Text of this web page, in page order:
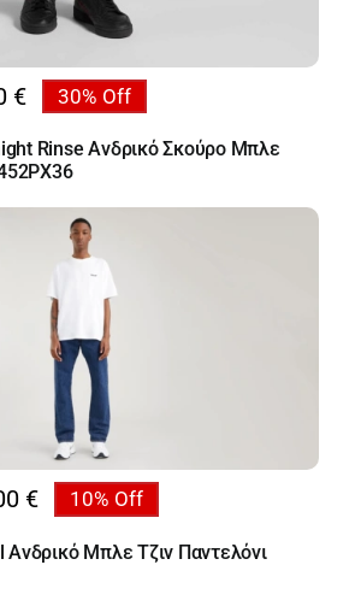
€ 30% Off
Rinse Ανδρικό Σκούρο Μπλε
€ 10% Off
Ανδρικό Μπλε Τζιν Παντελόνι